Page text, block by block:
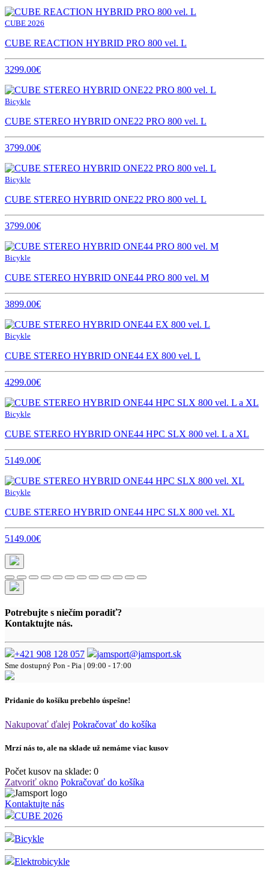
CUBE 2026
CUBE REACTION HYBRID PRO 800 vel. L
3299.00€
Bicykle
CUBE STEREO HYBRID ONE22 PRO 800 vel. L
3799.00€
Bicykle
CUBE STEREO HYBRID ONE22 PRO 800 vel. L
3799.00€
Bicykle
CUBE STEREO HYBRID ONE44 PRO 800 vel. M
3899.00€
Bicykle
CUBE STEREO HYBRID ONE44 EX 800 vel. L
4299.00€
Bicykle
CUBE STEREO HYBRID ONE44 HPC SLX 800 vel. L a XL
5149.00€
Bicykle
CUBE STEREO HYBRID ONE44 HPC SLX 800 vel. XL
5149.00€
Potrebujte s niečím poradiť?
Kontaktujte nás.
+421 908 128 057 jamsport@jamsport.sk
Sme dostupný Pon - Pia | 09:00 - 17:00
Pridanie do košíku prebehlo úspešne!
Nakupovať ďalej Pokračovať do košíka
Mrzí nás to, ale na sklade už nemáme viac kusov
Počet kusov na sklade: 0
Zatvoriť okno Pokračovať do košíka
Kontaktujte nás
CUBE 2026
Bicykle
Elektrobicykle